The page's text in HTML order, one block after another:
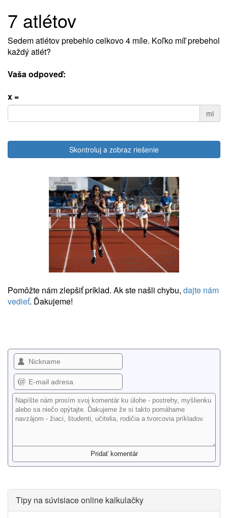
7 atlétov
Sedem atlétov prebehlo celkovo 4 míle. Koľko míľ prebehol
každý atlét?
Vaša odpoveď:
x =
mi
Skontroluj a zobraz riešenie
Pomôžte nám zlepšiť príklad. Ak ste našli chybu, dajte nám
vedieť. Ďakujeme!
Tipy na súvisiace online kalkulačky